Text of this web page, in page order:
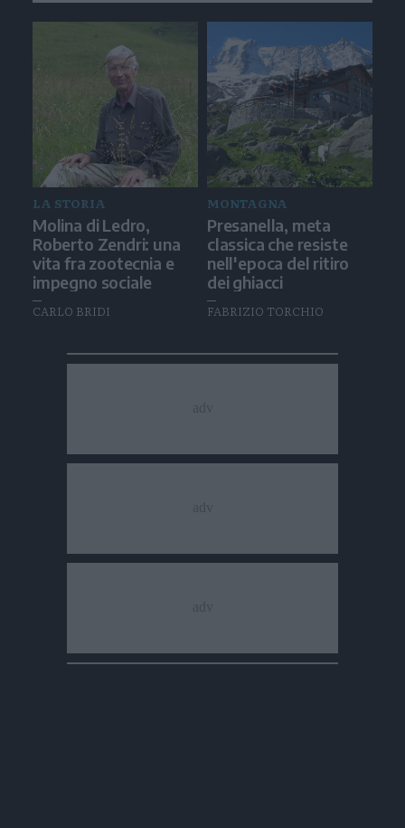
LA STORIA
Molina di Ledro,
Roberto Zendri: una
vita fra zootecnia e
impegno sociale
CARLO BRIDI
MONTAGNA
Presanella, meta
classica che resiste
nell'epoca del ritiro
dei ghiacci
FABRIZIO TORCHIO